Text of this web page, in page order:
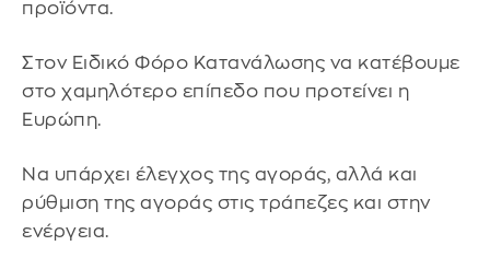
προϊόντα.
Στον Ειδικό Φόρο Κατανάλωσης να κατέβουμε
στο χαμηλότερο επίπεδο που προτείνει η
Ευρώπη.
Να υπάρχει έλεγχος της αγοράς, αλλά και
ρύθμιση της αγοράς στις τράπεζες και στην
ενέργεια.